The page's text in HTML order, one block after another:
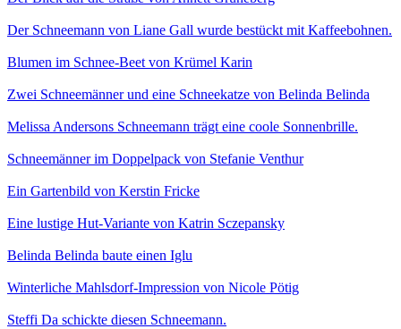
Der Schneemann von Liane Gall wurde bestückt mit Kaffeebohnen.
Blumen im Schnee-Beet von Krümel Karin
Zwei Schneemänner und eine Schneekatze von Belinda Belinda
Melissa Andersons Schneemann trägt eine coole Sonnenbrille.
Schneemänner im Doppelpack von Stefanie Venthur
Ein Gartenbild von Kerstin Fricke
Eine lustige Hut-Variante von Katrin Sczepansky
Belinda Belinda baute einen Iglu
Winterliche Mahlsdorf-Impression von Nicole Pötig
Steffi Da schickte diesen Schneemann.